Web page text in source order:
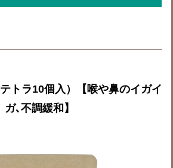
トラ10個入）【喉や鼻のイガイ
ガ､不調緩和】